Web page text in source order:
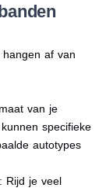
af van
van je
specifieke
autotypes
: Rijd je veel